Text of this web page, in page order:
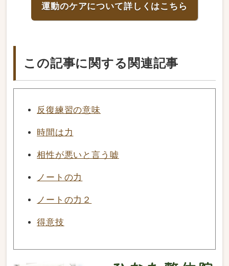
運動のケアについて詳しくはこちら
この記事に関する関連記事
反復練習の意味
時間は力
相性が悪いと言う嘘
ノートの力
ノートの力２
得意技